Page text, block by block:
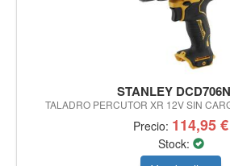
STANLEY
TALADRO PERCUTOR XR 12V SIN
Precio: 114,95 €
Stock: